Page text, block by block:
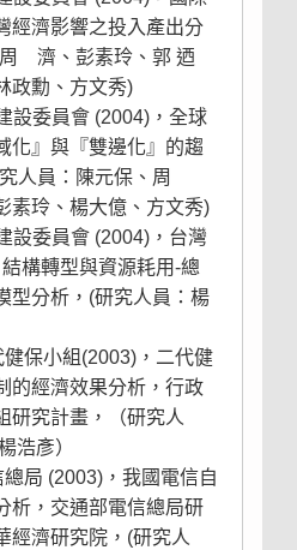
經濟影響之投入產出分
濟、彭素玲、郭 迺
政勳、方文秀)
設委員會 (2004)，全球
化』與『雙邊化』的趨
人員：陳元保、周
素玲、楊大億、方文秀)
設委員會 (2004)，台灣
構轉型與資源耗用-總
型分析，(研究人員：楊
保小組(2003)，二代健
的經濟效果分析，行政
研究計畫，（研究人
浩彥）
局 (2003)，我國電信自
析，交通部電信總局研
經濟研究院，(研究人